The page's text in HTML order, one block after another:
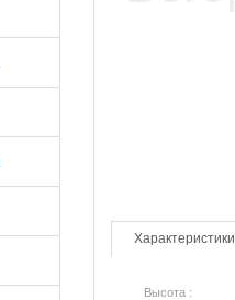
Характеристики
Высота :